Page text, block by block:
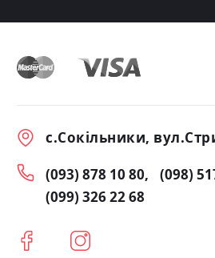
с.Сокільники,
(093) 878 10 80
(098)
(099) 326 22 68